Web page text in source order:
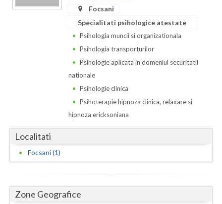
Giurgiu
Gorj
Hunedoara
Focsani
Specialitati psihologice atestate
Psihologia muncii si organizationala
Psihologia transporturilor
Psihologie aplicata in domeniul securitatii
nationale
Psihologie clinica
Psihoterapie hipnoza clinica, relaxare si
hipnoza ericksoniana
Localitati
Focsani (1)
Zone Geografice